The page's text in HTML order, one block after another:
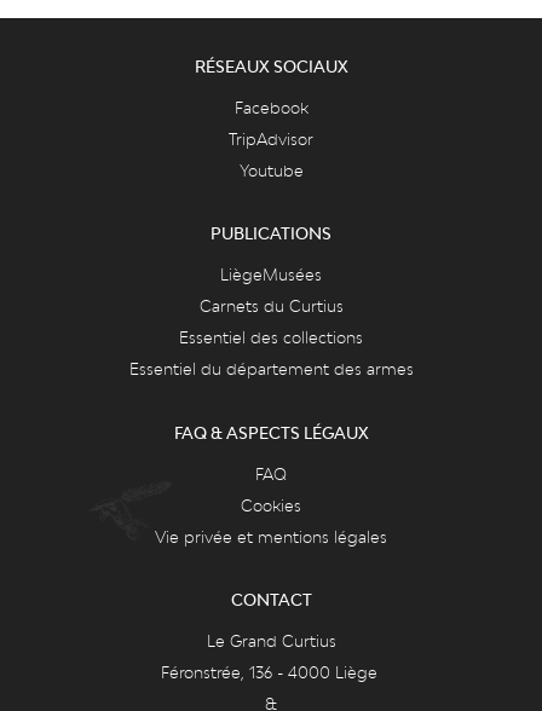
RÉSEAUX SOCIAUX
Facebook
TripAdvisor
Youtube
PUBLICATIONS
LiègeMusées
Carnets du Curtius
Essentiel des collections
Essentiel du département des armes
FAQ & ASPECTS LÉGAUX
FAQ
Cookies
Vie privée et mentions légales
CONTACT
Le Grand Curtius
Féronstrée, 136 - 4000 Liège
&